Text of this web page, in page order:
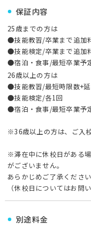
保証内容
25歳までの方は
●技能教習/卒業まで追加
●技能検定/卒業まで追加
●宿泊・食事/最短卒業予
26歳以上の方は
●技能教習/最短時限数+
●技能検定/各1回
●宿泊・食事/最短卒業予
※36歳以上の方は、ご入
※滞在中に休校日がある
がございません。
あらかじめご了承ください
（休校日についてはお問
別途料金